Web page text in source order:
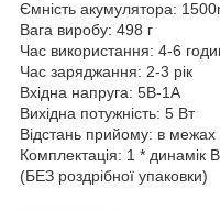
Ємність акумулятора:
Вага виробу: 498 г
Час використання: 4-6
Час заряджання: 2-3 рік
Вхідна напруга: 5В-1А
Вихідна потужність: 5 Вт
Відстань прийому: в
Комплектація: 1 * динамік
(БЕЗ роздрібної упаковки)